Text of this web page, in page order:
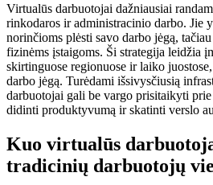
Virtualūs darbuotojai dažniausiai
rinkodaros ir administracinio darbo. Jie
norinčioms plėsti savo darbo jėgą,
fizinėms įstaigoms. Ši strategija leidžia
skirtinguose regionuose ir laiko
darbo jėgą. Turėdami išsivysčiusią
darbuotojai gali be vargo prisitaikyti
didinti produktyvumą ir skatinti verslo
Kuo virtualūs
tradicinių darbuotojų